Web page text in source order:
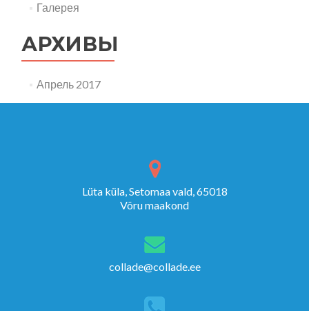
Галерея
АРХИВЫ
Апрель 2017
Lüta küla, Setomaa vald, 65018
Võru maakond
collade@collade.ee